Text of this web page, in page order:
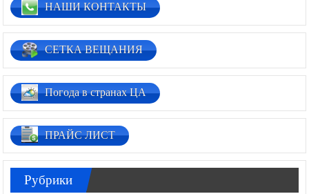
НАШИ КОНТАКТЫ
СЕТКА ВЕЩАНИЯ
Погода в странах ЦА
ПРАЙС ЛИСТ
Рубрики